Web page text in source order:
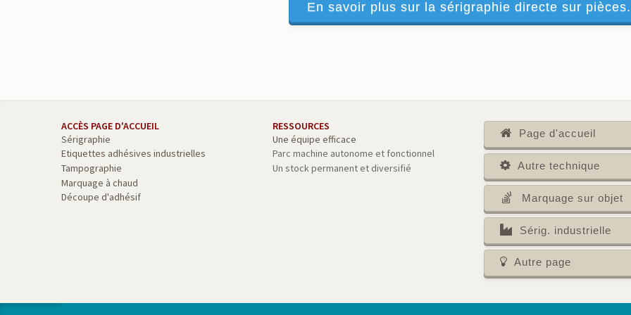
En savoir plus sur la sérigraphie directe sur
ACCÈS PAGE D'ACCUEIL
Sérigraphie
Etiquettes adhésives industrielles
Tampographie
Marquage à chaud
Découpe d'adhésif
RESSOURCES
Une équipe efficace
Parc machine autonome et fonctionnel
Un stock permanent et diversifié
Page d'accueil
Autre technique
Marquage sur objet
Sérig. industrielle
Autre page